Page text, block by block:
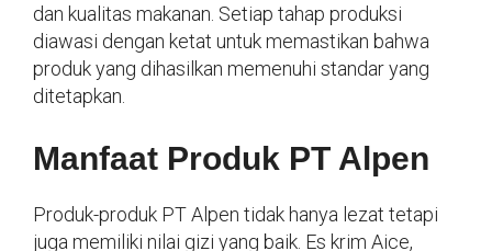
dan kualitas makanan. Setiap tahap produksi
diawasi dengan ketat untuk memastikan bahwa
produk yang dihasilkan memenuhi standar yang
ditetapkan.
Manfaat Produk PT Alpen
Produk-produk PT Alpen tidak hanya lezat tetapi
juga memiliki nilai gizi yang baik. Es krim Aice,